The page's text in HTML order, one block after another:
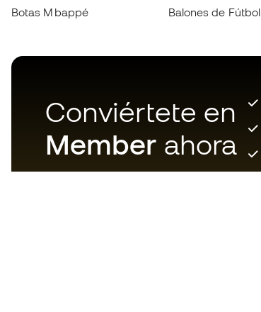
Botas Mbappé
Balones de Fútbol
Conviértete en
Member ahora